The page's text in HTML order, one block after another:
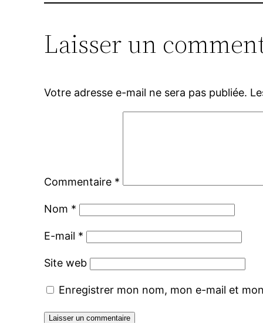
Laisser un
Votre adresse e-mail ne sera pas publiée.
Commentaire *
Nom *
E-mail *
Site web
Enregistrer mon nom, mon e-mail et